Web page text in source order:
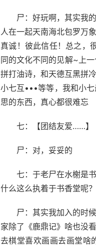
尸：好玩啊，其实我
人在一起天南海北包罗万
真诚！彼此信任！总之，
同的文化不同的见解~上
拼打油诗，和天德互黑拼
小七互•••等等，我和小
思的东西，真心都很难忘
七：【团结友爱……】
尸：对，妥妥的
七：于老尸在水榭是
什么这么执着于书香堂呢？
尸：其实我加入的时
家除了《鹿鼎记》啥也没
去棋堂喜欢画画去画堂啥